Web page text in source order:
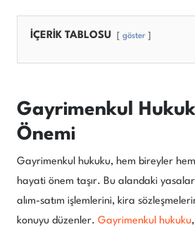
İÇERİK TABLOSU göster
Gayrimenkul
Önemi
Gayrimenkul hukuku, hem bireyler
hayati önem taşır. Bu alandaki
alım-satım işlemlerini, kira
konuyu düzenler. Gayrimenkul hukuku